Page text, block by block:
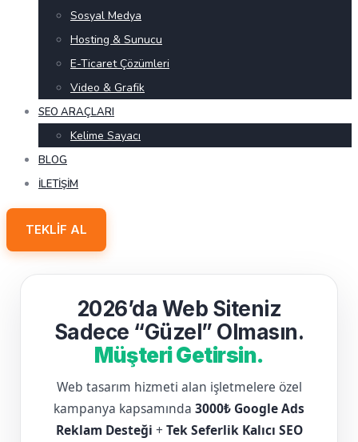
Sosyal Medya
Hosting & Sunucu
E-Ticaret Çözümleri
Video & Grafik
SEO ARAÇLARI
Kelime Sayacı
BLOG
İLETIŞIM
TEKLIF AL
2026’da Web Siteniz
Sadece “Güzel” Olmasın.
Müşteri Getirsin.
Web tasarım hizmeti alan işletmelere özel
kampanya kapsamında 3000₺ Google Ads
Reklam Desteği + Tek Seferlik Kalıcı SEO